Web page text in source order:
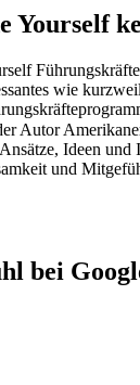
Yourself
wie
Autor
Ideen und
und
bei